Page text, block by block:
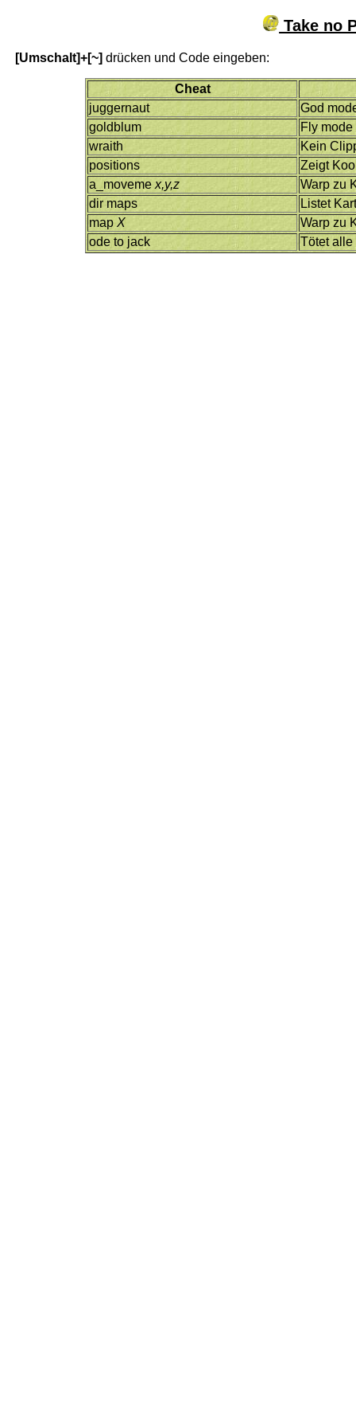
Take no
[Umschalt]+[~] drücken und Code eingeben:
Cheat
juggernaut
God
goldblum
Fly mode
wraith
Kein
positions
Zeigt
a_movemex,y,z
Warp zu
dir maps
Listet
mapX
Warp zu
ode to jack
Tötet alle